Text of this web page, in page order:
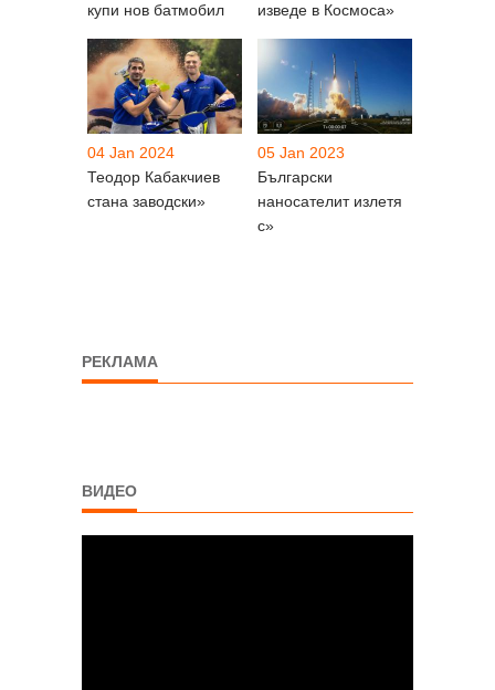
купи нов батмобил
изведе в Космоса»
04 Jan 2024
Теодор Кабакчиев
стана заводски»
05 Jan 2023
Български
наносателит излетя
с»
РЕКЛАМА
ВИДЕО